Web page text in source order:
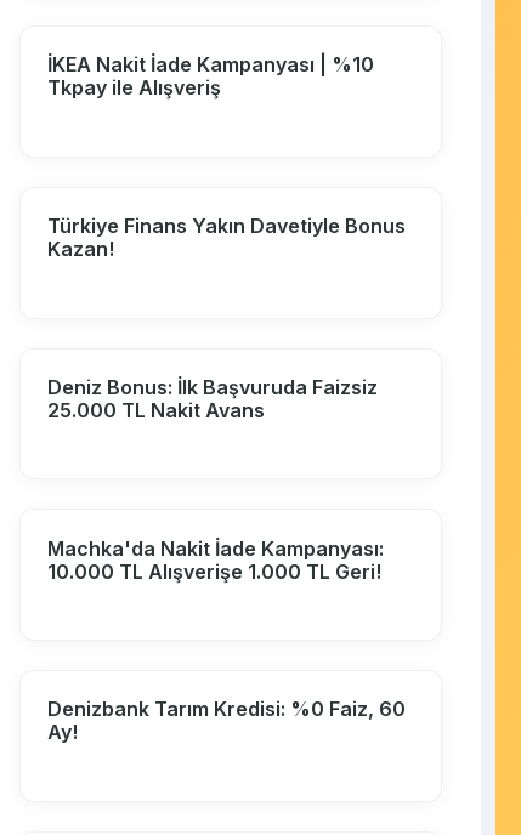
İKEA Nakit İade Kampanyası | %10
Tkpay ile Alışveriş
Türkiye Finans Yakın Davetiyle Bonus
Kazan!
Deniz Bonus: İlk Başvuruda Faizsiz
25.000 TL Nakit Avans
Machka'da Nakit İade Kampanyası:
10.000 TL Alışverişe 1.000 TL Geri!
Denizbank Tarım Kredisi: %0 Faiz, 60
Ay!